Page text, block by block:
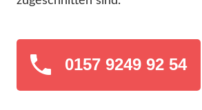
0157 9249 92 54